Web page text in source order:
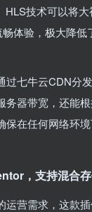
HLS技术可以将
畅体验，极大降
过七牛云CDN分
务器带宽，还能
保在任何网络环
，支持混合
运营需求，这款